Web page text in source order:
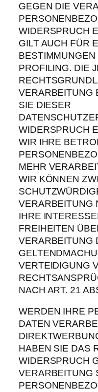
GEGEN DIE
WIDERSPRUCH
GILT AUCH FÜR
PROFILING. DIE
VERARBEITUNG
SIE DIESER
WIDERSPRUCH
WIR IHRE
MEHR
WIR KÖNNEN
VERARBEITUNG
IHRE
FREIHEITEN
VERARBEITUNG
VERTEIDIGUNG
NACH ART. 21
WERDEN IHRE
DATEN
HABEN SIE DAS
WIDERSPRUCH
VERARBEITUNG